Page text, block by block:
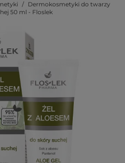
Dermokosmetyki do twarzy
50 ml - Floslek